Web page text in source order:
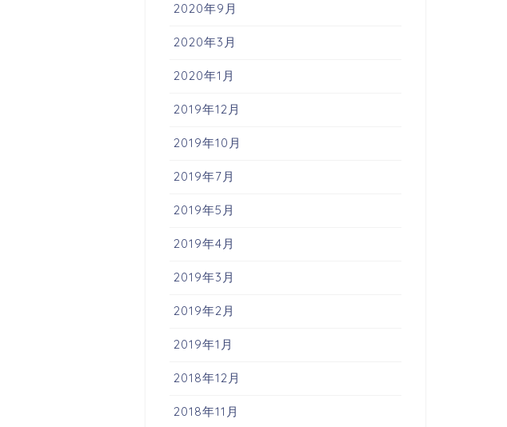
2020年9月
2020年3月
2020年1月
2019年12月
2019年10月
2019年7月
2019年5月
2019年4月
2019年3月
2019年2月
2019年1月
2018年12月
2018年11月